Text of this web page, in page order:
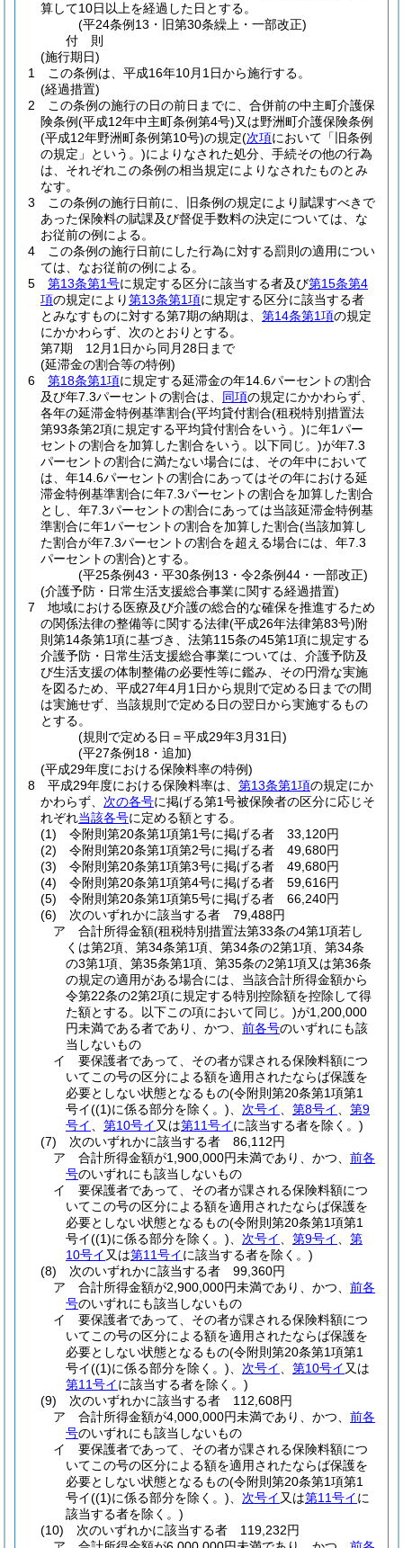
算して10日以上を経過した日とする。
(平24条例13・旧第30条繰上・一部改正)
付 則
(施行期日)
1
この条例は、平成16年10月1日から施行する。
(経過措置)
2
この条例の施行の日の前日までに、合併前の中主町介護保
険条例(平成12年中主町条例第4号)又は野洲町介護保険条例
(平成12年野洲町条例第10号)の規定(次項において「旧条例
の規定」という。)によりなされた処分、手続その他の行為
は、それぞれこの条例の相当規定によりなされたものとみ
なす。
3
この条例の施行日前に、旧条例の規定により賦課すべきで
あった保険料の賦課及び督促手数料の決定については、な
お従前の例による。
4
この条例の施行日前にした行為に対する罰則の適用につい
ては、なお従前の例による。
5
第13条第1号に規定する区分に該当する者及び第15条第4
項の規定により第13条第1項に規定する区分に該当する者
とみなすものに対する第7期の納期は、 第14条第1項の規定
にかかわらず、次のとおりとする。
第7期 12月1日から同月28日まで
(延滞金の割合等の特例)
6
第18条第1項に規定する延滞金の年14.6パーセントの割合
及び年7.3パーセントの割合は、 同項の規定にかかわらず、
各年の延滞金特例基準割合(平均貸付割合(租税特別措置法
第93条第2項に規定する平均貸付割合をいう。)に年1パー
セントの割合を加算した割合をいう。以下同じ。)が年7.3
パーセントの割合に満たない場合には、その年中において
は、年14.6パーセントの割合にあってはその年における延
滞金特例基準割合に年7.3パーセントの割合を加算した割合
とし、年7.3パーセントの割合にあっては当該延滞金特例基
準割合に年1パーセントの割合を加算した割合(当該加算し
た割合が年7.3パーセントの割合を超える場合には、年7.3
パーセントの割合)とする。
(平25条例43・平30条例13・令2条例44・一部改正)
(介護予防・日常生活支援総合事業に関する経過措置)
7
地域における医療及び介護の総合的な確保を推進するため
の関係法律の整備等に関する法律(平成26年法律第83号)附
則第14条第1項に基づき、法第115条の45第1項に規定する
介護予防・日常生活支援総合事業については、介護予防及
び生活支援の体制整備の必要性等に鑑み、その円滑な実施
を図るため、平成27年4月1日から規則で定める日までの間
は実施せず、当該規則で定める日の翌日から実施するもの
とする。
(規則で定める日＝平成29年3月31日)
(平27条例18・追加)
(平成29年度における保険料率の特例)
8
平成29年度における保険料率は、 第13条第1項の規定にか
かわらず、 次の各号に掲げる第1号被保険者の区分に応じそ
れぞれ当該各号に定める額とする。
(1)
令附則第20条第1項第1号に掲げる者 33,120円
(2)
令附則第20条第1項第2号に掲げる者 49,680円
(3)
令附則第20条第1項第3号に掲げる者 49,680円
(4)
令附則第20条第1項第4号に掲げる者 59,616円
(5)
令附則第20条第1項第5号に掲げる者 66,240円
(6)
次のいずれかに該当する者 79,488円
ア
合計所得金額(租税特別措置法第33条の4第1項若し
くは第2項、第34条第1項、第34条の2第1項、第34条
の3第1項、第35条第1項、第35条の2第1項又は第36条
の規定の適用がある場合には、当該合計所得金額から
令第22条の2第2項に規定する特別控除額を控除して得
た額とする。以下この項において同じ。)が1,200,000
円未満である者であり、かつ、 前各号のいずれにも該
当しないもの
イ
要保護者であって、その者が課される保険料額につ
いてこの号の区分による額を適用されたならば保護を
必要としない状態となるもの(令附則第20条第1項第1
号イ((1)に係る部分を除く。) 次号イ 第8号イ
第9
号イ
第10号イ 又は第11号イに該当する者を除く。)
(7)
次のいずれかに該当する者 86,112円
ア
合計所得金額が1,900,000円未満であり、かつ、 前各
号のいずれにも該当しないもの
イ
要保護者であって、その者が課される保険料額につ
いてこの号の区分による額を適用されたならば保護を
必要としない状態となるもの(令附則第20条第1項第1
号イ((1)に係る部分を除く。) 次号イ 第9号イ
第
10号イ 又は第11号イに該当する者を除く。)
(8)
次のいずれかに該当する者 99,360円
ア
合計所得金額が2,900,000円未満であり、かつ、 前各
号のいずれにも該当しないもの
イ
要保護者であって、その者が課される保険料額につ
いてこの号の区分による額を適用されたならば保護を
必要としない状態となるもの(令附則第20条第1項第1
号イ((1)に係る部分を除く。) 次号イ 第10号イ 又は
第11号イに該当する者を除く。)
(9)
次のいずれかに該当する者 112,608円
ア
合計所得金額が4,000,000円未満であり、かつ、 前各
号のいずれにも該当しないもの
イ
要保護者であって、その者が課される保険料額につ
いてこの号の区分による額を適用されたならば保護を
必要としない状態となるもの(令附則第20条第1項第1
号イ((1)に係る部分を除く。) 次号イ 又は第11号イに
該当する者を除く。)
(10)
次のいずれかに該当する者 119,232円